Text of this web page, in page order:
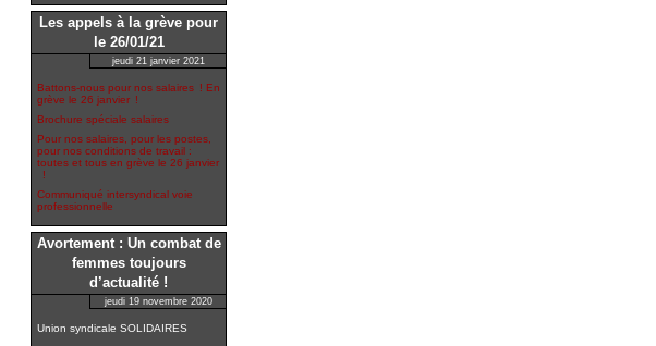
Les appels à la grève pour
le 26/01/21
jeudi 21 janvier 2021
Battons-nous pour nos salaires ! En
grève le 26 janvier !
Brochure spéciale salaires
Pour nos salaires, pour les postes,
pour nos conditions de travail :
toutes et tous en grève le 26 janvier
!
Communiqué intersyndical voie
professionnelle
Avortement : Un combat de
femmes toujours
d’actualité !
jeudi 19 novembre 2020
Union syndicale SOLIDAIRES